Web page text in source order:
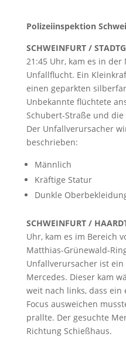
Polizeiinspektion
SCHWEINFURT /
21:45 Uhr, kam es in
Unfallflucht. Ein
einen geparkten
Unbekannte flüchtete
Schubert-Straße und
Der Unfallverursacher
beschrieben:
Männlich
Kräftige Statur
Dunkle
SCHWEINFURT /
Uhr, kam es im Bereich
Matthias-Grünewald-
Unfallverursacher ist
Mercedes. Dieser kam
weit nach links, dass ein
Focus ausweichen
prallte. Der gesuchte
Richtung Schießhaus.